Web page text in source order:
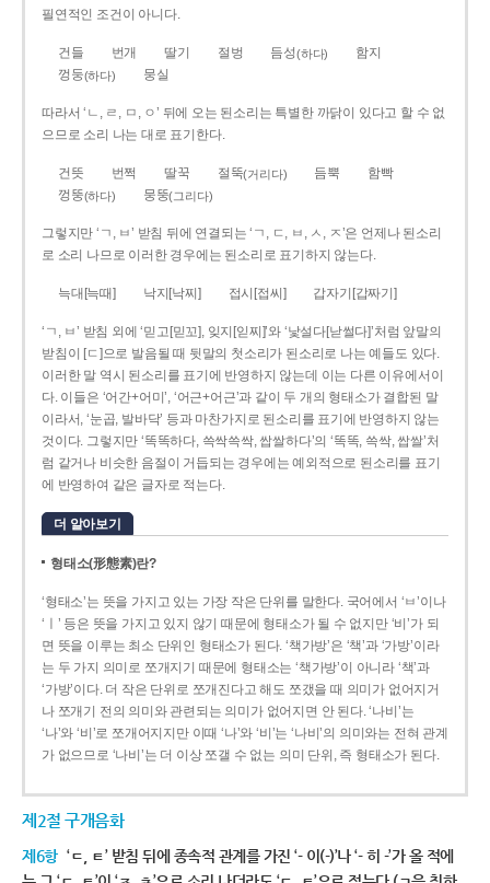
필연적인 조건이 아니다.
건들 번개 딸기 절벙 듬성(하다)
함지
껑둥(하다) 뭉실
따라서 ‘ㄴ, ㄹ, ㅁ, ㅇ’ 뒤에 오는 된소리는 특별한 까닭이 있다고 할 수 없
으므로 소리 나는 대로 표기한다.
건뜻 번쩍 딸꾹 절뚝(거리다) 듬뿍
함빡
껑뚱(하다) 뭉뚱(그리다)
그렇지만 ‘ㄱ, ㅂ’ 받침 뒤에 연결되는 ‘ㄱ, ㄷ, ㅂ, ㅅ, ㅈ’은 언제나 된소리
로 소리 나므로 이러한 경우에는 된소리로 표기하지 않는다.
늑대[늑때] 낙지[낙찌] 접시[접씨] 갑자기[갑짜기]
‘ㄱ, ㅂ’ 받침 외에 ‘믿고[믿꼬], 잊지[읻찌]’와 ‘낯설다[낟썰다]’처럼 앞말의
받침이 [ㄷ]으로 발음될 때 뒷말의 첫소리가 된소리로 나는 예들도 있다.
이러한 말 역시 된소리를 표기에 반영하지 않는데 이는 다른 이유에서이
다. 이들은 ‘어간+어미’, ‘어근+어근’과 같이 두 개의 형태소가 결합된 말
이라서, ‘눈곱, 발바닥’ 등과 마찬가지로 된소리를 표기에 반영하지 않는
것이다. 그렇지만 ‘똑똑하다, 쓱싹쓱싹, 쌉쌀하다’의 ‘똑똑, 쓱싹, 쌉쌀’처
럼 같거나 비슷한 음절이 거듭되는 경우에는 예외적으로 된소리를 표기
에 반영하여 같은 글자로 적는다.
더 알아보기
형태소(形態素)란?
‘형태소’는 뜻을 가지고 있는 가장 작은 단위를 말한다. 국어에서 ‘ㅂ’이나
‘ㅣ’ 등은 뜻을 가지고 있지 않기 때문에 형태소가 될 수 없지만 ‘비’가 되
면 뜻을 이루는 최소 단위인 형태소가 된다. ‘책가방’은 ‘책’과 ‘가방’이라
는 두 가지 의미로 쪼개지기 때문에 형태소는 ‘책가방’이 아니라 ‘책’과
‘가방’이다. 더 작은 단위로 쪼개진다고 해도 쪼갰을 때 의미가 없어지거
나 쪼개기 전의 의미와 관련되는 의미가 없어지면 안 된다. ‘나비’는
‘나’와 ‘비’로 쪼개어지지만 이때 ‘나’와 ‘비’는 ‘나비’의 의미와는 전혀 관계
가 없으므로 ‘나비’는 더 이상 쪼갤 수 없는 의미 단위, 즉 형태소가 된다.
제2절 구개음화
제6항 ‘ㄷ, ㅌ’ 받침 뒤에 종속적 관계를 가진 ‘- 이(-)’나 ‘- 히 -’가 올 적에